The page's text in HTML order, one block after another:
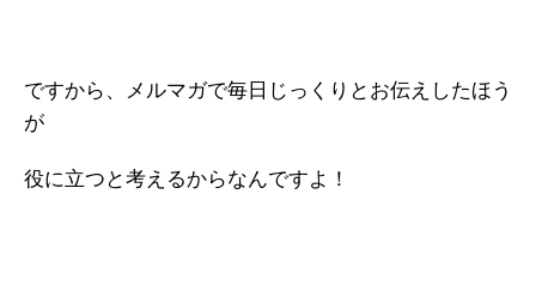
ですから、メルマガで毎日じっくりとお伝えしたほう
が
役に立つと考えるからなんですよ！